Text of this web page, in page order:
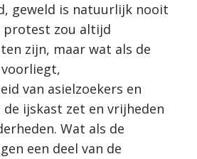
geweld is natuurlijk nooit
protest zou altijd
zijn, maar wat als de
voorliegt,
van asielzoekers en
ijskast zet en vrijheden
Wat als de
een deel van de